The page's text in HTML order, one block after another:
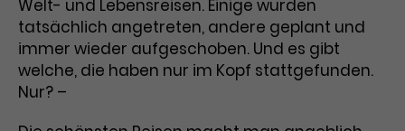
Laufzeit 1 Jahr
Dieses Cookie dient der Anzeige
Welt- und Lebensreisen. Einige wurden
tatsächlich angetreten, andere geplant und
immer wieder aufgeschoben. Und es gibt
welche, die haben nur im Kopf stattgefunden.
Nur? –